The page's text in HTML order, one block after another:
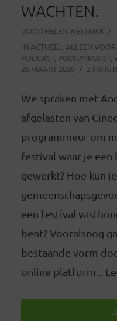
WACHTEN.
DOOR HELEN WESTERIK
IN ACTUEEL , ALLEEN VOOR
PODCAST, PODIUMKUNST,
25 MAART 2020
2
We spraken met
afgelasten van
programmeur om
festival waar je een
gewerkt? Hoe kun
een festival
bent? Vooralsnog
bestaande vorm
online platform...